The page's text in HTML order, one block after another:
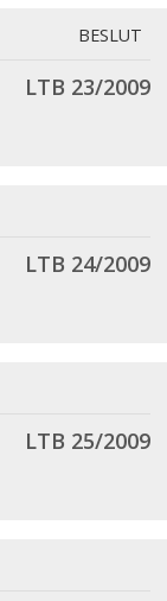
BESLUT
LTB 23/2009
LTB 24/2009
LTB 25/2009